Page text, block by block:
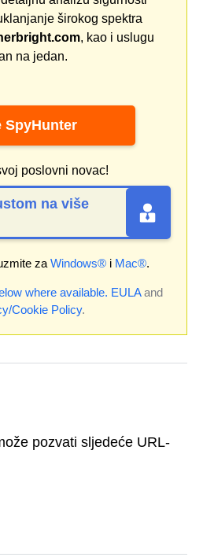
širokog spektra
, kao i uslugu
na jedan.
SpyHunter
poslovni novac!
na više
zaWindows®i Mac®.
where available. EULAand
Cookie Policy.
pozvati sljedeće URL-